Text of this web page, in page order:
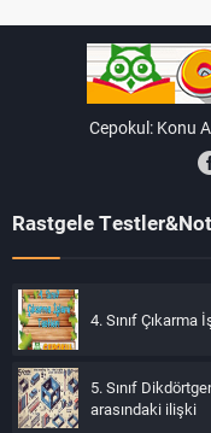
Cepokul: Konu
Rastgele
4. Sınıf
5. Sınıf
arasındaki ilişki